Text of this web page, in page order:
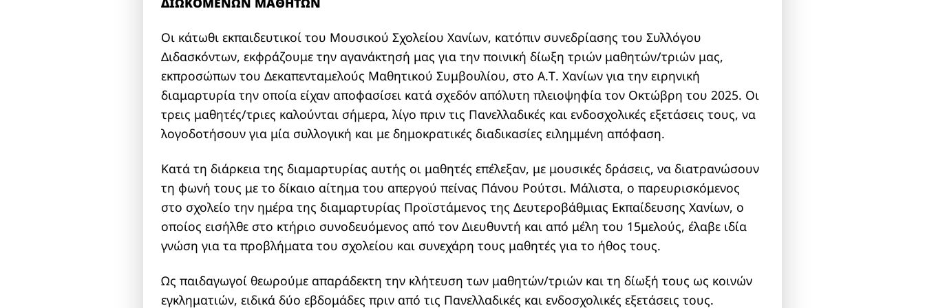
Οι κάτωθι εκπαιδευτικοί του Μουσικού Σχολείου Χανίων, κατόπιν συνεδρίασης του Συλλόγου
Διδασκόντων, εκφράζουμε την αγανάκτησή μας για την ποινική δίωξη τριών μαθητών/τριών μας,
εκπροσώπων του Δεκαπενταμελούς Μαθητικού Συμβουλίου, στο Α.Τ. Χανίων για την ειρηνική
διαμαρτυρία την οποία είχαν αποφασίσει κατά σχεδόν απόλυτη πλειοψηφία τον Οκτώβρη του 2025. Οι
τρεις μαθητές/τριες καλούνται σήμερα, λίγο πριν τις Πανελλαδικές και ενδοσχολικές εξετάσεις τους, να
λογοδοτήσουν για μία συλλογική και με δημοκρατικές διαδικασίες ειλημμένη απόφαση.
Κατά τη διάρκεια της διαμαρτυρίας αυτής οι μαθητές επέλεξαν, με μουσικές δράσεις, να διατρανώσουν
τη φωνή τους με το δίκαιο αίτημα του απεργού πείνας Πάνου Ρούτσι. Μάλιστα, ο παρευρισκόμενος
στο σχολείο την ημέρα της διαμαρτυρίας Προϊστάμενος της Δευτεροβάθμιας Εκπαίδευσης Χανίων, ο
οποίος εισήλθε στο κτήριο συνοδευόμενος από τον Διευθυντή και από μέλη του 15μελούς, έλαβε ιδία
γνώση για τα προβλήματα του σχολείου και συνεχάρη τους μαθητές για το ήθος τους.
Ως παιδαγωγοί θεωρούμε απαράδεκτη την κλήτευση των μαθητών/τριών και τη δίωξή τους ως κοινών
εγκληματιών, ειδικά δύο εβδομάδες πριν από τις Πανελλαδικές και ενδοσχολικές εξετάσεις τους.